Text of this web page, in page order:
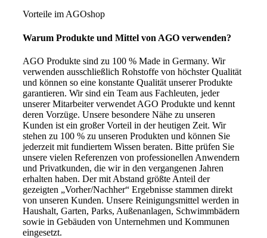
Vorteile im AGOshop
Warum Produkte und Mittel von AGO verwenden?
AGO Produkte sind zu 100 % Made in Germany. Wir
verwenden ausschließlich Rohstoffe von höchster Qualität
und können so eine konstante Qualität unserer Produkte
garantieren. Wir sind ein Team aus Fachleuten, jeder
unserer Mitarbeiter verwendet AGO Produkte und kennt
deren Vorzüge. Unsere besondere Nähe zu unseren
Kunden ist ein großer Vorteil in der heutigen Zeit. Wir
stehen zu 100 % zu unseren Produkten und können Sie
jederzeit mit fundiertem Wissen beraten. Bitte prüfen Sie
unsere vielen Referenzen von professionellen Anwendern
und Privatkunden, die wir in den vergangenen Jahren
erhalten haben. Der mit Abstand größte Anteil der
gezeigten „Vorher/Nachher“ Ergebnisse stammen direkt
von unseren Kunden. Unsere Reinigungsmittel werden in
Haushalt, Garten, Parks, Außenanlagen, Schwimmbädern
sowie in Gebäuden von Unternehmen und Kommunen
eingesetzt.